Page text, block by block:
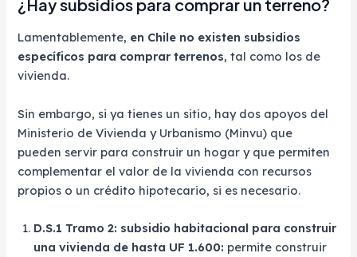
¿Hay subsidios para comprar un terreno?
Lamentablemente, en Chile no existen subsidios
específicos para comprar terrenos, tal como los de
vivienda.
Sin embargo, si ya tienes un sitio, hay dos apoyos del
Ministerio de Vivienda y Urbanismo (Minvu) que
pueden servir para construir un hogar y que permiten
complementar el valor de la vivienda con recursos
propios o un crédito hipotecario, si es necesario.
D.S.1 Tramo 2: subsidio habitacional para construir
una vivienda de hasta UF 1.600: permite construir